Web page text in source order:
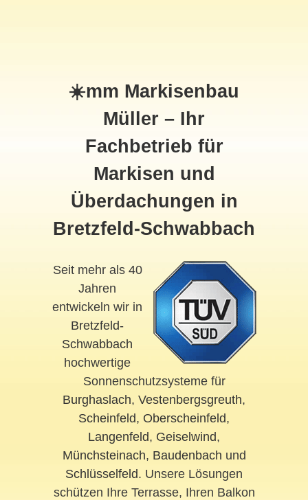
☀️mm Markisenbau
Müller – Ihr
Fachbetrieb für
Markisen und
Überdachungen in
Bretzfeld-Schwabbach
Seit mehr als 40
Jahren
entwickeln wir in
Bretzfeld-
Schwabbach
hochwertige
Sonnenschutzsysteme für
Burghaslach, Vestenbergsgreuth,
Scheinfeld, Oberscheinfeld,
Langenfeld, Geiselwind,
Münchsteinach, Baudenbach und
Schlüsselfeld. Unsere Lösungen
schützen Ihre Terrasse, Ihren Balkon